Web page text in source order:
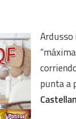
Ardusso
punta a